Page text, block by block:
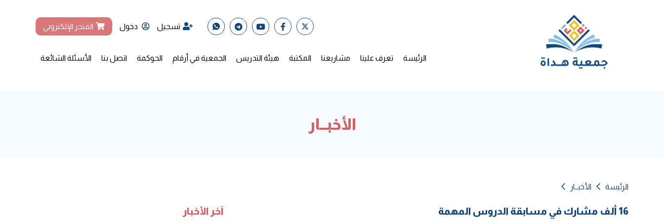
تسجيل دخول المتجر الإلكتروني
الرئيسة تعرف علينا مشاريعنا المكتبة هيئة التدريس الجمعية في أرقام الحوكمة اتصل بنا الأسئلة الشائعة
الأخبــار
الرئيسة الأخبــار
16 ألف مشارك في مسابقة الدروس المهمة آخر الأخبار